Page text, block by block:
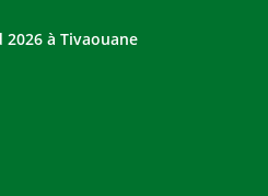
2026 à Tivaouane